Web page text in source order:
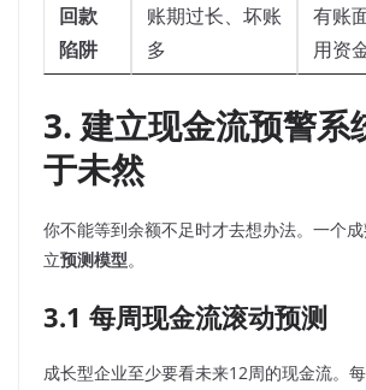
回款
陷阱
账期过长、坏账
多
有账
用资
3. 建立现金流预警系
于未然
你不能等到余额不足时才去想办法。一个
立预测模型。
3.1 每周现金流滚动预测
成长型企业至少要看未来12周的现金流。